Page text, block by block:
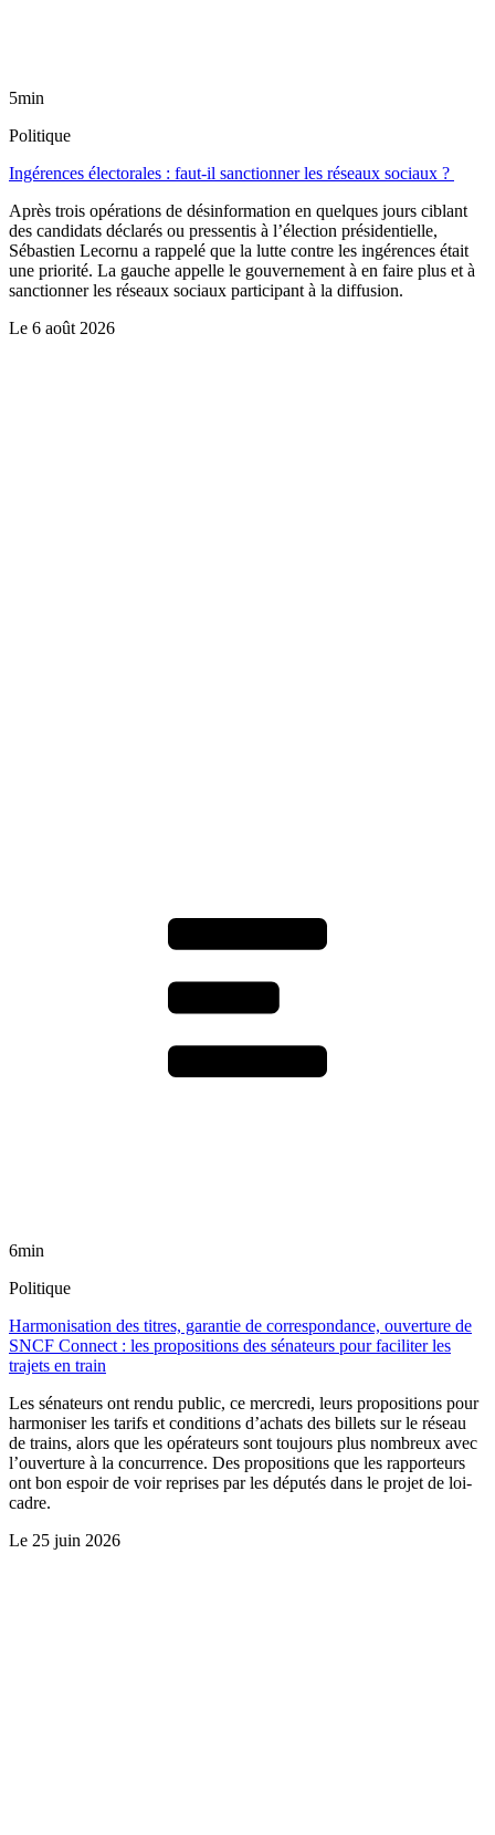
5min
Politique
Ingérences électorales : faut-il sanctionner les réseaux sociaux ?
Après trois opérations de désinformation en quelques jours ciblant
des candidats déclarés ou pressentis à l’élection présidentielle,
Sébastien Lecornu a rappelé que la lutte contre les ingérences était
une priorité. La gauche appelle le gouvernement à en faire plus et à
sanctionner les réseaux sociaux participant à la diffusion.
Le 6 août 2026
6min
Politique
Harmonisation des titres, garantie de correspondance, ouverture de
SNCF Connect : les propositions des sénateurs pour faciliter les
trajets en train
Les sénateurs ont rendu public, ce mercredi, leurs propositions pour
harmoniser les tarifs et conditions d’achats des billets sur le réseau
de trains, alors que les opérateurs sont toujours plus nombreux avec
l’ouverture à la concurrence. Des propositions que les rapporteurs
ont bon espoir de voir reprises par les députés dans le projet de loi-
cadre.
Le 25 juin 2026